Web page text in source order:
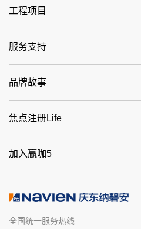
工程项目
服务支持
品牌故事
焦点注册Life
加入赢咖5
全国统一服务热线